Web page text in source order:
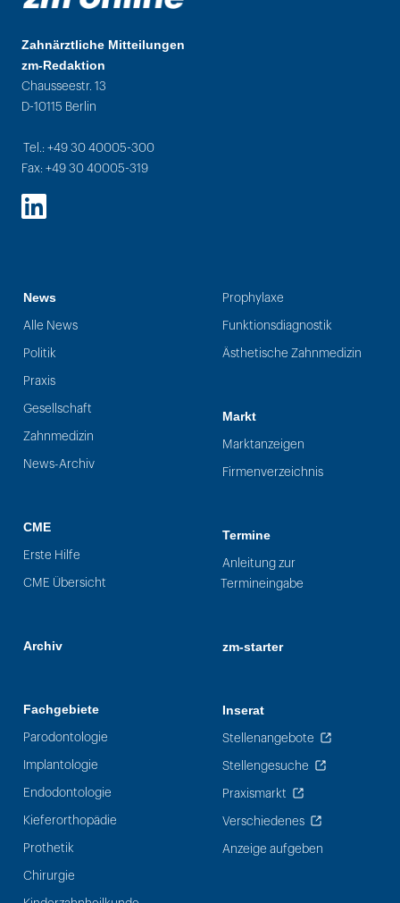
Zahnärztliche Mitteilungen
zm-Redaktion
Chausseestr. 13
D-10115 Berlin
Tel.: +49 30 40005-300
Fax: +49 30 40005-319
LinkedIn
News
Alle News
Politik
Praxis
Gesellschaft
Zahnmedizin
News-Archiv
CME
Erste Hilfe
CME Übersicht
Archiv
Fachgebiete
Parodontologie
Implantologie
Endodontologie
Kieferorthopädie
Prothetik
Chirurgie
Prophylaxe
Funktionsdiagnostik
Ästhetische Zahnmedizin
Markt
Marktanzeigen
Firmenverzeichnis
Termine
Anleitung zur
Termineingabe
zm-starter
Inserat
Stellenangebote
Stellengesuche
Praxismarkt
Verschiedenes
Anzeige aufgeben